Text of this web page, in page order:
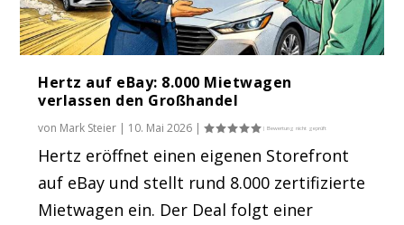
Hertz auf eBay: 8.000 Mietwagen
verlassen den Großhandel
von Mark Steier | 10. Mai 2026 |
Hertz eröffnet einen eigenen Storefront
auf eBay und stellt rund 8.000 zertifizierte
Mietwagen ein. Der Deal folgt einer